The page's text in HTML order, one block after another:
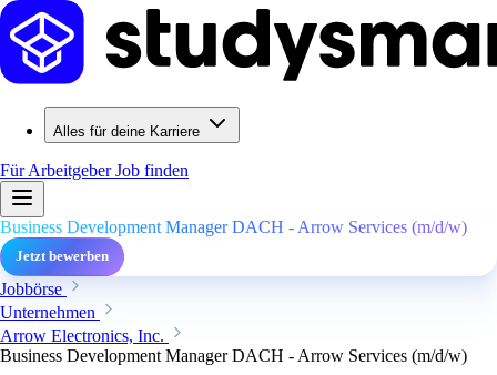
Alles für deine Karriere
Für ArbeitgeberJob finden
Business Development Manager DACH - Arrow Services (m/d/w)
Jetzt bewerben
Jobbörse
Unternehmen
Arrow Electronics, Inc.
Business Development Manager DACH - Arrow Services (m/d/w)